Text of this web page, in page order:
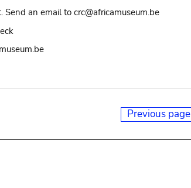
Send an email to crc@africamuseum.be
Previous page